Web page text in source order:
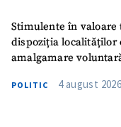
Stimulente în
dispoziția localităților
amalgamare
POLITIC 4 august